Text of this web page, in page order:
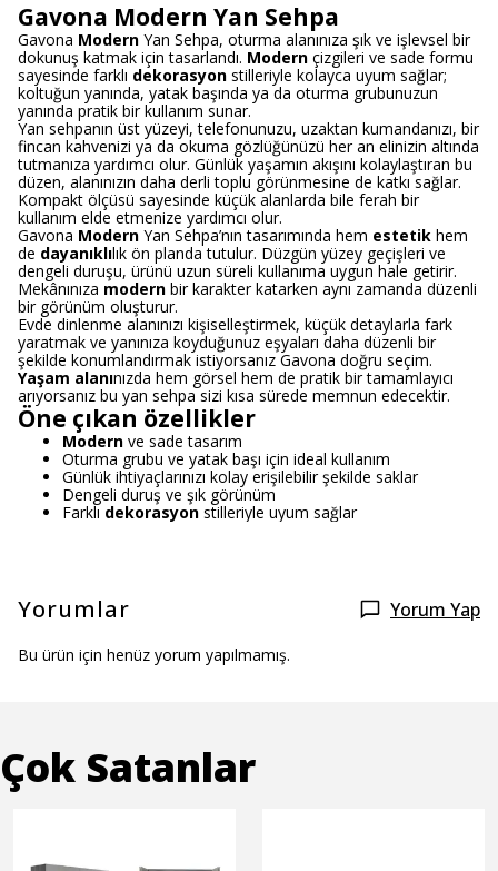
Gavona Modern Yan Sehpa
Gavona Modern Yan Sehpa, oturma alanınıza şık ve işlevsel bir
dokunuş katmak için tasarlandı. Modern çizgileri ve sade formu
sayesinde farklı dekorasyon stilleriyle kolayca uyum sağlar;
koltuğun yanında, yatak başında ya da oturma grubunuzun
yanında pratik bir kullanım sunar.
Yan sehpanın üst yüzeyi, telefonunuzu, uzaktan kumandanızı, bir
fincan kahvenizi ya da okuma gözlüğünüzü her an elinizin altında
tutmanıza yardımcı olur. Günlük yaşamın akışını kolaylaştıran bu
düzen, alanınızın daha derli toplu görünmesine de katkı sağlar.
Kompakt ölçüsü sayesinde küçük alanlarda bile ferah bir
kullanım elde etmenize yardımcı olur.
Gavona Modern Yan Sehpa’nın tasarımında hem estetik hem
de dayanıklılık ön planda tutulur. Düzgün yüzey geçişleri ve
dengeli duruşu, ürünü uzun süreli kullanıma uygun hale getirir.
Mekânınıza modern bir karakter katarken aynı zamanda düzenli
bir görünüm oluşturur.
Evde dinlenme alanınızı kişiselleştirmek, küçük detaylarla fark
yaratmak ve yanınıza koyduğunuz eşyaları daha düzenli bir
şekilde konumlandırmak istiyorsanız Gavona doğru seçim.
Yaşam alanınızda hem görsel hem de pratik bir tamamlayıcı
arıyorsanız bu yan sehpa sizi kısa sürede memnun edecektir.
Öne çıkan özellikler
Modern ve sade tasarım
Oturma grubu ve yatak başı için ideal kullanım
Günlük ihtiyaçlarınızı kolay erişilebilir şekilde saklar
Dengeli duruş ve şık görünüm
Farklı dekorasyon stilleriyle uyum sağlar
Yorumlar Yorum Yap
Bu ürün için henüz yorum yapılmamış.
Çok Satanlar